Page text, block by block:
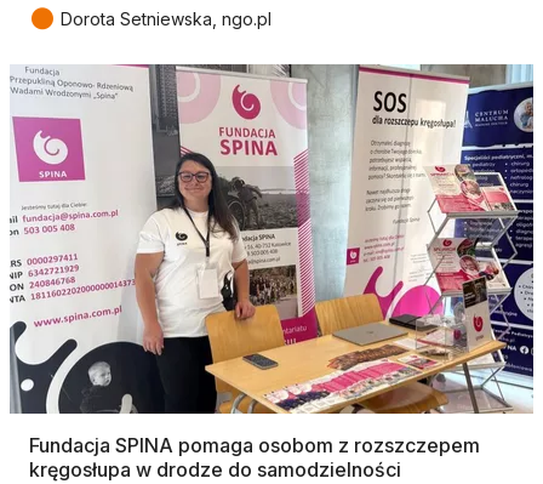
● Dorota Setniewska, ngo.pl
Fundacja SPINA pomaga osobom z rozszczepem
kręgosłupa w drodze do samodzielności